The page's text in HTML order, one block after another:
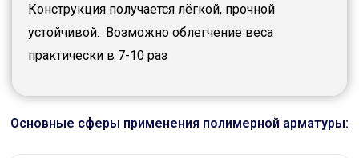
Конструкция получается лёгкой, прочной
устойчивой. Возможно облегчение веса
практически в 7-10 раз
Основные сферы применения полимерной арматуры: